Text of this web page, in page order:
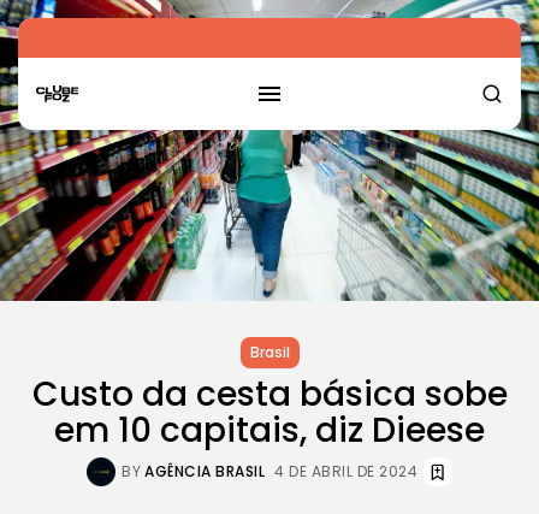
Brasil
Custo da cesta básica sobe
em 10 capitais, diz Dieese
BYAGÊNCIA BRASIL 4 DE ABRIL DE 2024